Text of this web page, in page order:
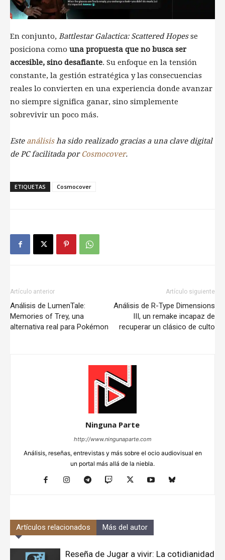
En conjunto, Battlestar Galactica: Scattered Hopesse
posiciona como una propuesta que no busca ser
accesible, sino desafiante. Su enfoque en la tensión
constante, la gestión estratégica y las consecuencias
reales lo convierten en una experiencia donde avanzar
no siempre significa ganar, sino simplemente
sobrevivir un poco más.
Este análisisha sido realizado gracias a una clave digital
de PC facilitada por Cosmocover.
ETIQUETAS Cosmocover
Artículo anterior
Análisis de LumenTale:
Memories of Trey, una
alternativa real para Pokémon
Artículo siguiente
Análisis de R-Type Dimensions
III, un remake incapaz de
recuperar un clásico de culto
Ninguna Parte
http://www.ningunaparte.com
Análisis, reseñas, entrevistas y más sobre el ocio audiovisual en
un portal más allá de la niebla.
Artículos relacionados Más del autor
Reseña de Jugar a vivir: La cotidianidad